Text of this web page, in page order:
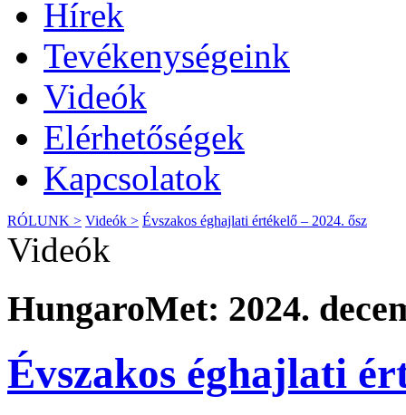
Hírek
Tevékenységeink
Videók
Elérhetőségek
Kapcsolatok
RÓLUNK > Videók > Évszakos éghajlati értékelő – 2024. ősz
Videók
HungaroMet: 2024.
Évszakos éghajlati